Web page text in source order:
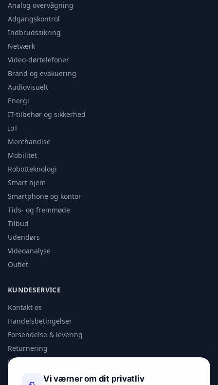
Analog overvågning
Adgangskontrol
Indbrudssikring
Netværk
Video-dørtelefoner
Brand og evakuering
Audiovisuelt
Energi
IT-tilbehør og sikkerhed
IoT
Merchandise
Mobilitet
Robotteknologi
Smart hjem
Smartphone og kontor
Tids- og fremmøde
Tilbud
Udendørs
Videoanalyse
Outlet
KUNDESERVICE
Kontakt os
Handelsbetingelser
Forsendelse & levering
Returnering
Privatlivspolitik
Vi værner om dit privatliv